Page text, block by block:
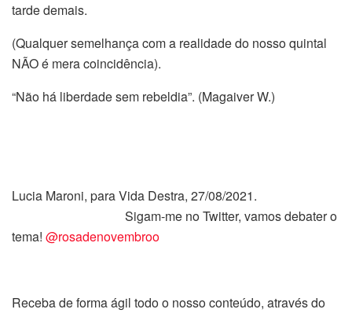
tarde demais.
(Qualquer semelhança com a realidade do nosso quintal
NÃO é mera coincidência).
“Não há liberdade sem rebeldia”. (Magaiver W.)
Lucia Maroni, para Vida Destra, 27/08/2021.
Sigam-me no Twitter, vamos debater o
tema! @rosadenovembroo
Receba de forma ágil todo o nosso conteúdo, através do